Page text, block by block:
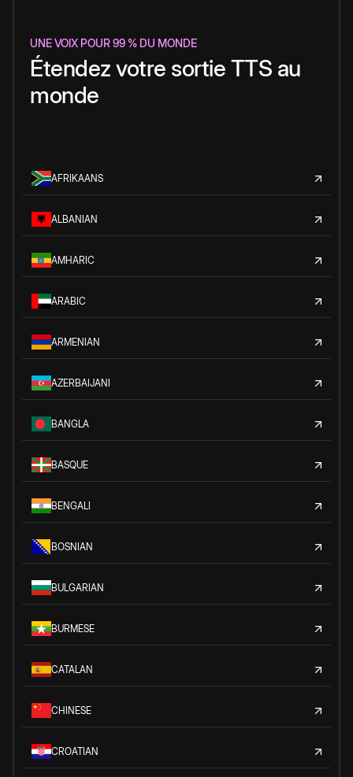
UNE VOIX POUR 99 % DU MONDE
Étendez votre sortie TTS au
monde
AFRIKAANS
ALBANIAN
AMHARIC
ARABIC
ARMENIAN
AZERBAIJANI
BANGLA
BASQUE
BENGALI
BOSNIAN
BULGARIAN
BURMESE
CATALAN
CHINESE
CROATIAN